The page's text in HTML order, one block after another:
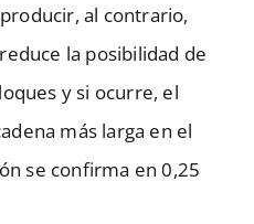
al contrario,
la posibilidad de
y si ocurre, el
más larga en el
se confirma en 0,25